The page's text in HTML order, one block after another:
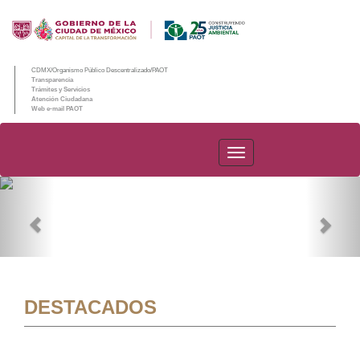
CDMX/Organismo Público Descentralizado/PAOT
Transparencia
Trámites y Servicios
Atención Ciudadana
Web e-mail PAOT
PAOT
DESTACADOS